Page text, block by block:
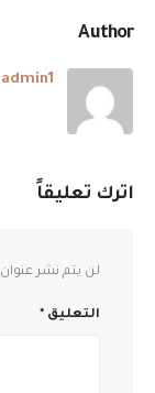
Author
admin1
اترك تعليقاً
لن يتم نشر عنوان
التعليق *